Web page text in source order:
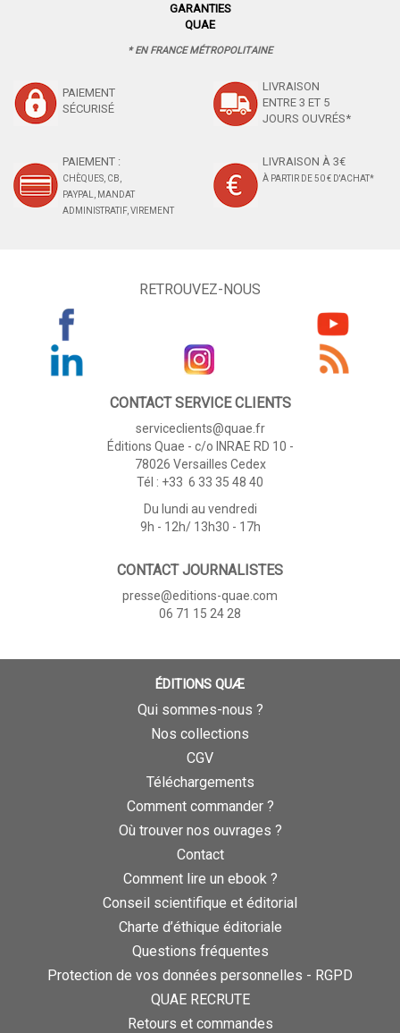
GARANTIES
QUAE
* EN FRANCE MÉTROPOLITAINE
PAIEMENT
SÉCURISÉ
LIVRAISON
ENTRE 3 ET 5
JOURS OUVRÉS*
PAIEMENT :
CHÈQUES, CB,
PAYPAL, MANDAT
ADMINISTRATIF, VIREMENT
LIVRAISON À 3€
À PARTIR DE 50 € D'ACHAT*
RETROUVEZ-NOUS
CONTACT SERVICE CLIENTS
serviceclients@quae.fr
Éditions Quae - c/o INRAE RD 10 -
78026 Versailles Cedex
Tél : +33 6 33 35 48 40
Du lundi au vendredi
9h - 12h/ 13h30 - 17h
CONTACT JOURNALISTES
presse@editions-quae.com
06 71 15 24 28
ÉDITIONS QUÆ
Qui sommes-nous ?
Nos collections
CGV
Téléchargements
Comment commander ?
Où trouver nos ouvrages ?
Contact
Comment lire un ebook ?
Conseil scientifique et éditorial
Charte d’éthique éditoriale
Questions fréquentes
Protection de vos données personnelles - RGPD
QUAE RECRUTE
Retours et commandes